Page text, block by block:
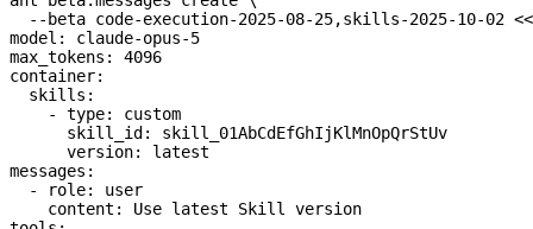
  --beta
code-execution-2025-08-25,skills-2025-10-02 <<
model: claude-opus-5
max_tokens: 4096
container:
  skills:
    - type: custom
      skill_id: skill_01AbCdEfGhIjKlMnOpQrStUv
      version: latest
messages:
  - role: user
    content: Use latest Skill version